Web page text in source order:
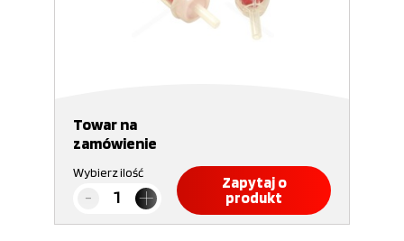
Towar na
zamówienie
Wybierz ilość
Zapytaj o
produkt